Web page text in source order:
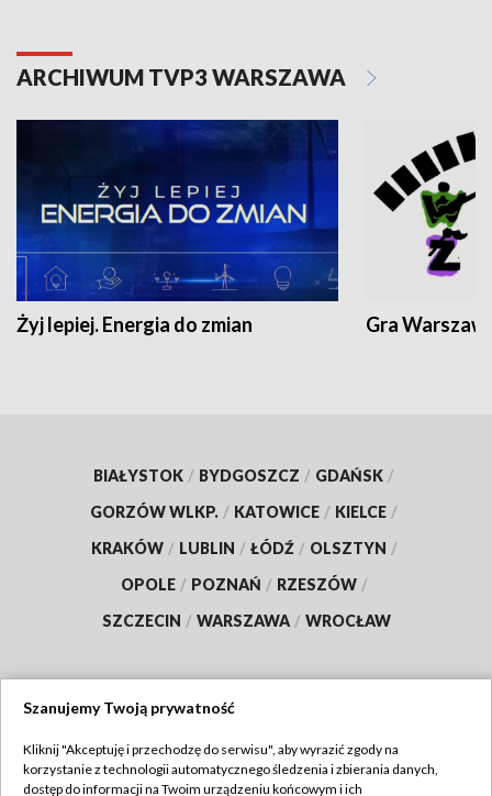
ARCHIWUM TVP3 WARSZAWA
Żyj lepiej. Energia do zmian Gra
BIAŁYSTOK / BYDGOSZCZ / GDAŃSK /
GORZÓW WLKP. / KATOWICE / KIELCE /
KRAKÓW / LUBLIN / ŁÓDŹ / OLSZTYN /
OPOLE / POZNAŃ / RZESZÓW /
SZCZECIN / WARSZAWA / WROCŁAW
TVP
Szanujemy Twoją prywatność
Kliknij "Akceptuję i przechodzę do serwisu", aby wyrazić zgody na
korzystanie z technologii automatycznego śledzenia i zbierania danych,
dostęp do informacji na Twoim urządzeniu końcowym i ich